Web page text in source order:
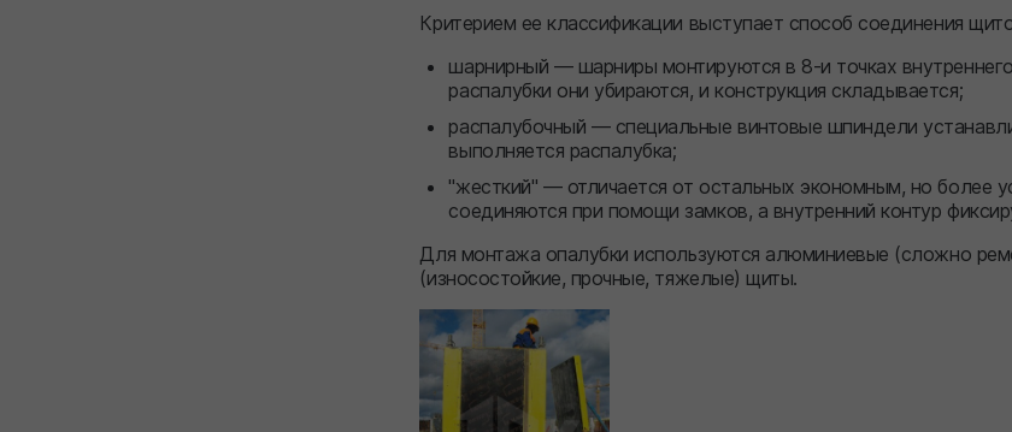
Критерием ее классификации выступает способ соединения
шарнирный — шарниры монтируются в 8-и точках
распалубки они убираются, и конструкция складывается;
распалубочный — специальные винтовые шпиндели
выполняется распалубка;
"жесткий" — отличается от остальных экономным, но
соединяются при помощи замков, а внутренний контур
Для монтажа опалубки используются алюминиевые (сложно
(износостойкие, прочные, тяжелые) щиты.